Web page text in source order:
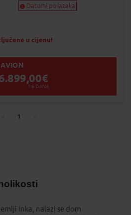
Datumi polazaka
Popunjeno
u cijenu!
AVION
€
16 DANA
You're
1
Inka, nalazi se dom